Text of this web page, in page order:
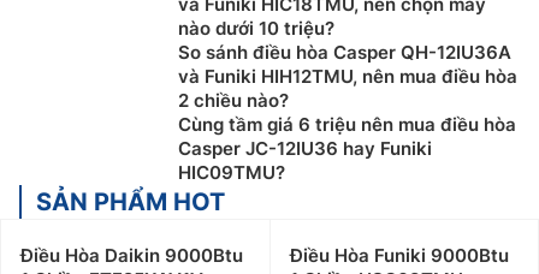
Hướng dẫn chọn điều hòa, máy lạnh phù
hợp với nhu cầu sử dụng
Chọn mua điều hòa theo diện tích phòng
Người dùng nên căn cứ vào nhu cầu sử dụng để lựa
nào dưới 10 triệu?
So sánh điều hòa Casper QH-12IU36A
và Funiki HIH12TMU, nên mua điều hòa
2 chiều nào?
Cùng tầm giá 6 triệu nên mua điều hòa
Casper JC-12IU36 hay Funiki
HIC09TMU?
SẢN PHẨM HOT
Điều Hòa Daikin 9000Btu
Điều Hòa Funiki 9000Btu